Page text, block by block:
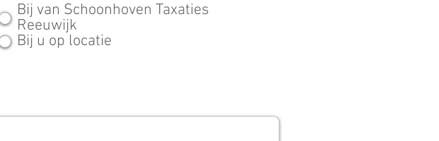
Bij van Schoonhoven Taxaties
Reeuwijk
Bij u op locatie